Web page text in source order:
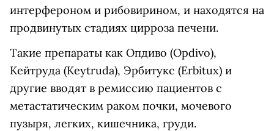
интерфероном и рибовирином, и находятся на
продвинутых стадиях цирроза печени.
Такие препараты как Опдиво (Opdivo),
Кейтруда (Keytruda), Эрбитукс (Erbitux) и
другие вводят в ремиссию пациентов с
метастатическим раком почки, мочевого
пузыря, легких, кишечника, груди.